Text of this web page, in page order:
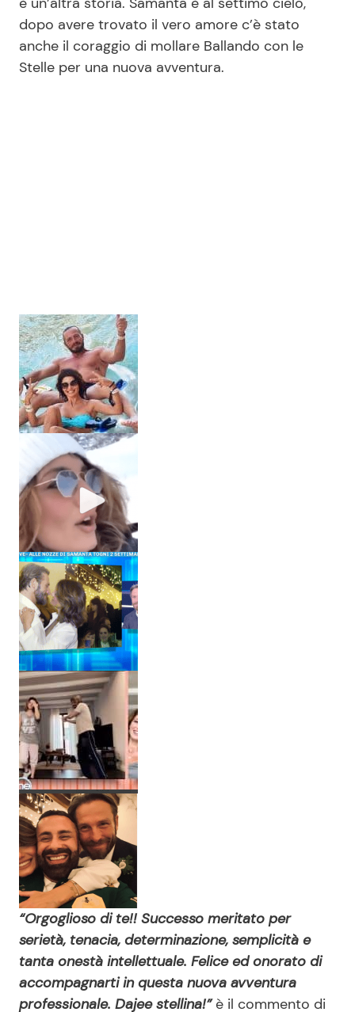
dopo avere trovato il vero amore c’è stato
anche il coraggio di mollare Ballando con le
Stelle per una nuova avventura.
“Orgoglioso di te!! Successo meritato per
serietà, tenacia, determinazione, semplicità e
tanta onestà intellettuale. Felice ed onorato di
accompagnarti in questa nuova avventura
professionale. Dajee stellina!” è il commento di